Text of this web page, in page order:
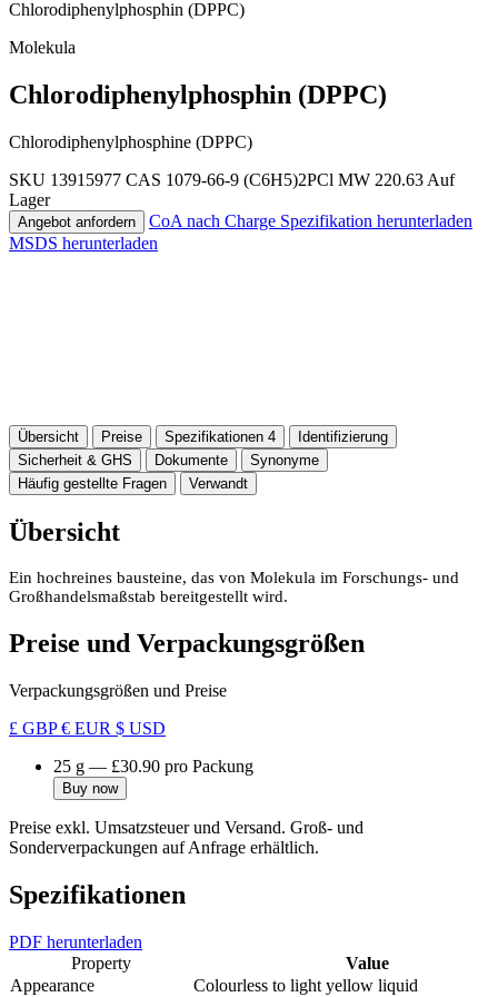
Chlorodiphenylphosphin (DPPC)
Molekula
Chlorodiphenylphosphin (DPPC)
Chlorodiphenylphosphine (DPPC)
SKU 13915977 CAS 1079-66-9 (C6H5)2PCl MW 220.63 Auf
Lager
Angebot anfordern CoA nach Charge Spezifikation herunterladen
MSDS herunterladen
Übersicht Preise Spezifikationen 4
Identifizierung
Sicherheit & GHS
Dokumente
Synonyme
Häufig gestellte Fragen
Verwandt
Übersicht
Ein hochreines bausteine, das von Molekula im Forschungs- und
Großhandelsmaßstab bereitgestellt wird.
Preise und Verpackungsgrößen
Verpackungsgrößen und Preise
£ GBP€ EUR $ USD
25 g — £30.90 pro Packung
Buy now
Preise exkl. Umsatzsteuer und Versand. Groß- und
Sonderverpackungen auf Anfrage erhältlich.
Spezifikationen
PDF herunterladen
Property
Value
Appearance
Colourless to light yellow liquid